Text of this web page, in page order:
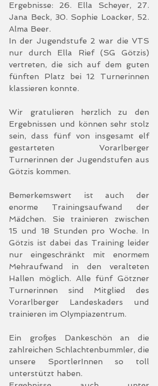
Ergebnisse: 26. Ella Scheyer, 27.
Jana Beck, 30. Sophie Loacker, 52.
Alma Beer.
In der Jugendstufe 2 war die VTS
nur durch Ella Rief (SG Götzis)
vertreten, die sich auf dem guten
fünften Platz bei 12 Turnerinnen
klassieren konnte.
Wir gratulieren herzlich zu den
Ergebnissen und können sehr stolz
sein, dass fünf von insgesamt elf
gestarteten Vorarlberger
Turnerinnen der Jugendstufen aus
Götzis kommen.
Bemerkemswert ist auch der
enorme Trainingsaufwand der
Mädchen. Sie trainieren zwischen
15 und 18 Stunden pro Woche. In
Götzis ist dabei das Training leider
nur eingeschränkt mit enormem
Mehraufwand in den veralteten
Hallen möglich. Alle fünf Götzner
Turnerinnen sind Mitglied des
Vorarlberger Landeskaders und
trainieren im Olympiazentrum.
Ein großes Dankeschön an die
zahlreichen Schlachtenbummler, die
unsere SportlerInnen so toll
unterstützt haben.